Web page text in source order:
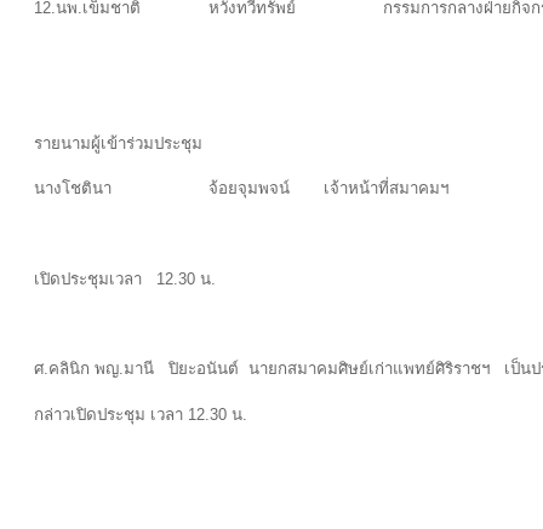
12.นพ.เข็มชาติ หวังทวีทรัพย์ กรรมการกลางฝ่าย
รายนามผู้เข้าร่วมประชุม
นางโชตินา จ้อยจุมพจน์ เจ้าหน้าที่สมาคมฯ
เปิดประชุมเวลา 12.30 น.
ศ.คลินิก พญ.มานี ปิยะอนันต์ นายกสมาคมศิษย์เก่าแพทย์ศิริราชฯ เป็นป
กล่าวเปิดประชุม เวลา 12.30 น.